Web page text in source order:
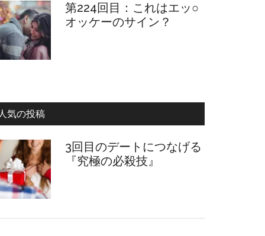
第224回目：これはエッ○
オッケーのサイン？
気の投稿
3回目のデートにつなげる
『究極の必殺技』